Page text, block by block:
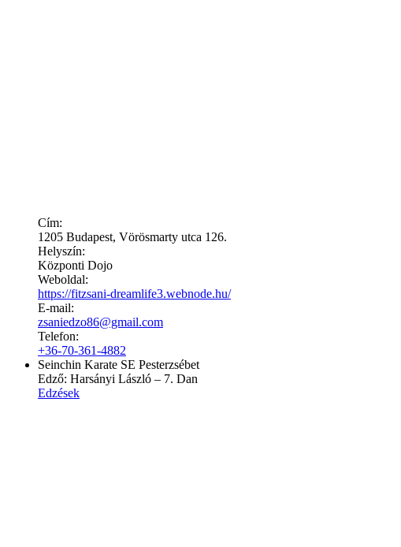
Cím:
1205 Budapest, Vörösmarty utca 126.
Helyszín:
Központi Dojo
Weboldal:
https://fitzsani-dreamlife3.webnode.hu/
E-mail:
zsaniedzo86@gmail.com
Telefon:
+36-70-361-4882
Seinchin Karate SE Pesterzsébet
Edző: Harsányi László – 7. Dan
Edzések